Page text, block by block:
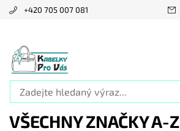
+420 705 007 081
VŠECHNY ZNAČKY A-Z